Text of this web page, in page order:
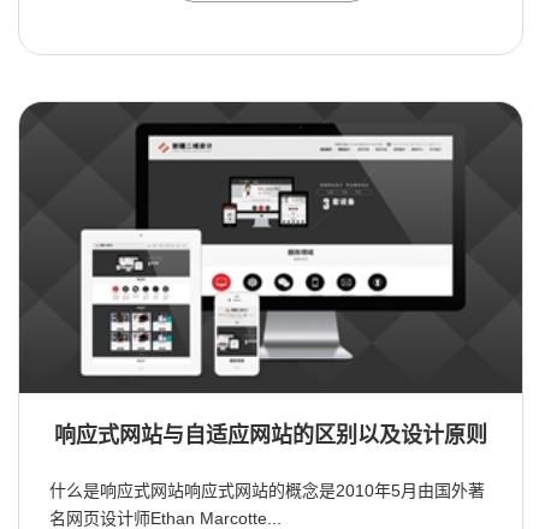
响应式网站与自适应网站的区别以及设计原则
什么是响应式网站响应式网站的概念是2010年5月由国外著
名网页设计师Ethan Marcotte...